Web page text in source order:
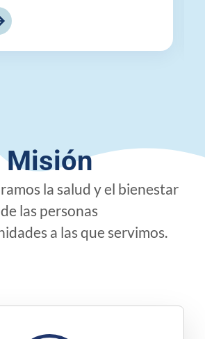
Misión
la salud y el bienestar
de las personas
a las que servimos.